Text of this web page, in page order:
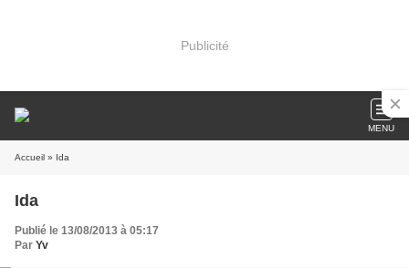
Publicité
MENU
Accueil » Ida
Ida
Publié le 13/08/2013 à 05:17
Par Yv